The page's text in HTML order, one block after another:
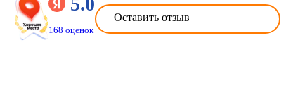
168 оценок
Оставить отзыв